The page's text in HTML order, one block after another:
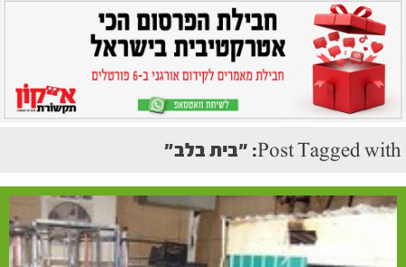
Post Tagged with: "בית בלב"